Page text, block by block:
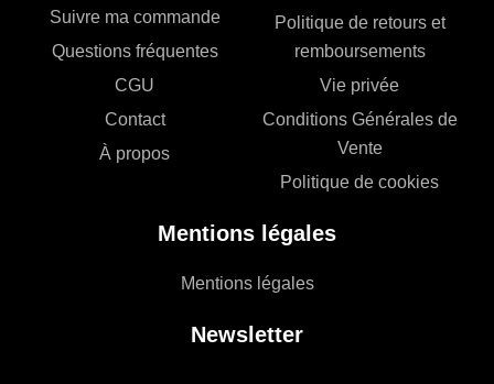
Suivre ma commande
Questions fréquentes
CGU
Contact
À propos
Politique de retours et
remboursements
Vie privée
Conditions Générales de
Vente
Politique de cookies
Mentions légales
Mentions légales
Newsletter